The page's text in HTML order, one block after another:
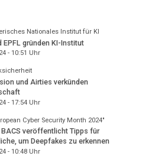
Nationales Institut für KI
EPFL gründen KI-Institut
- 10:51 Uhr
und Airties verkünden
- 17:54Uhr
Cyber Security Month 2024"
BACS veröffentlicht Tipps für
um Deepfakes zu erkennen
- 10:48Uhr